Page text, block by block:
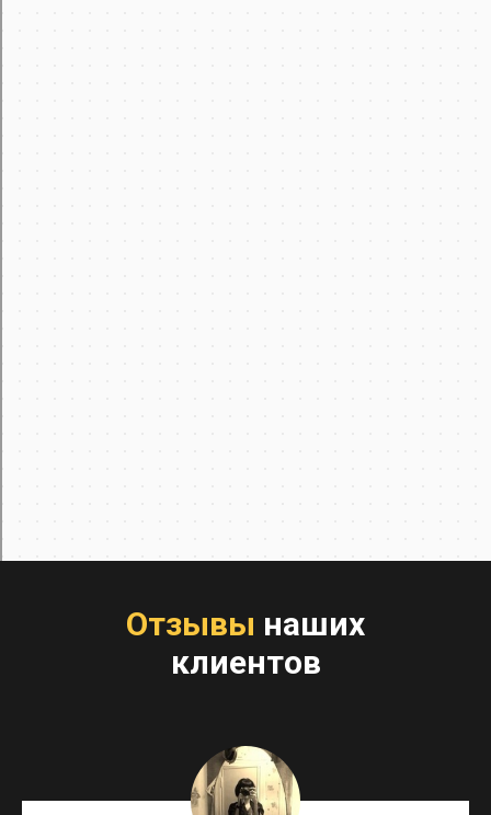
Отзывы наших
клиентов